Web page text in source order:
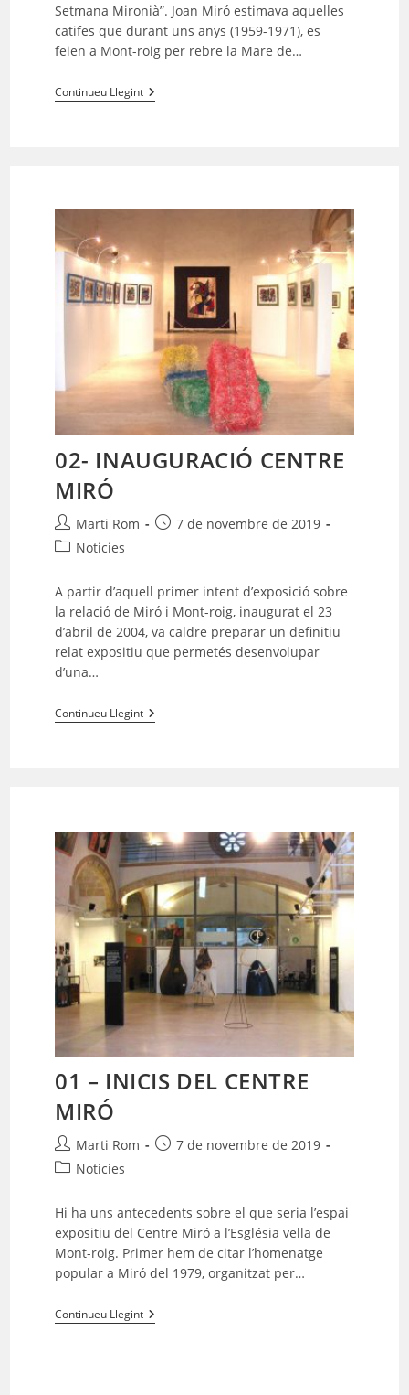
Setmana Mironià”. Joan Miró estimava aquelles
catifes que durant uns anys (1959-1971), es
feien a Mont-roig per rebre la Mare de…
Continueu Llegint03-
I
02- INAUGURACIÓ CENTRE
MIRÓ
Autor
de
Marti Rom
Entrada
7 de novembre de 2019
Categoria
l'entrada:
Noticies
A partir d’aquell primer intent d’exposició sobre
la relació de Miró i Mont-roig, inaugurat el 23
d’abril de 2004, va caldre preparar un definitiu
relat expositiu que permetés desenvolupar
d’una…
Continueu Llegint02-
INAUGURACIÓ
01 – INICIS DEL CENTRE
MIRÓ
Autor
de
Marti Rom
Entrada
7 de novembre de 2019
Categoria
l'entrada:
Noticies
Hi ha uns antecedents sobre el que seria l’espai
expositiu del Centre Miró a l’Església vella de
Mont-roig. Primer hem de citar l’homenatge
popular a Miró del 1979, organitzat per…
Continueu Llegint01
–